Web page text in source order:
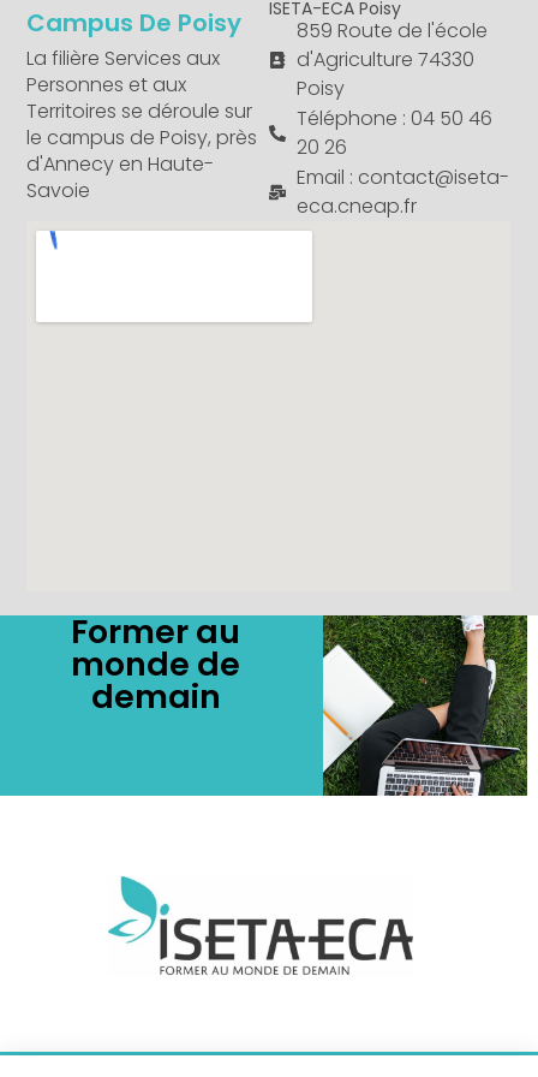
Campus De Poisy
La filière Services aux
Personnes et aux
Territoires se déroule sur
le campus de Poisy, près
d'Annecy en Haute-
Savoie
ISETA-ECA Poisy
859 Route de l'école
d'Agriculture 74330
Poisy
Téléphone : 04 50 46
20 26
Email : contact@iseta-
eca.cneap.fr
Former au
monde de
demain